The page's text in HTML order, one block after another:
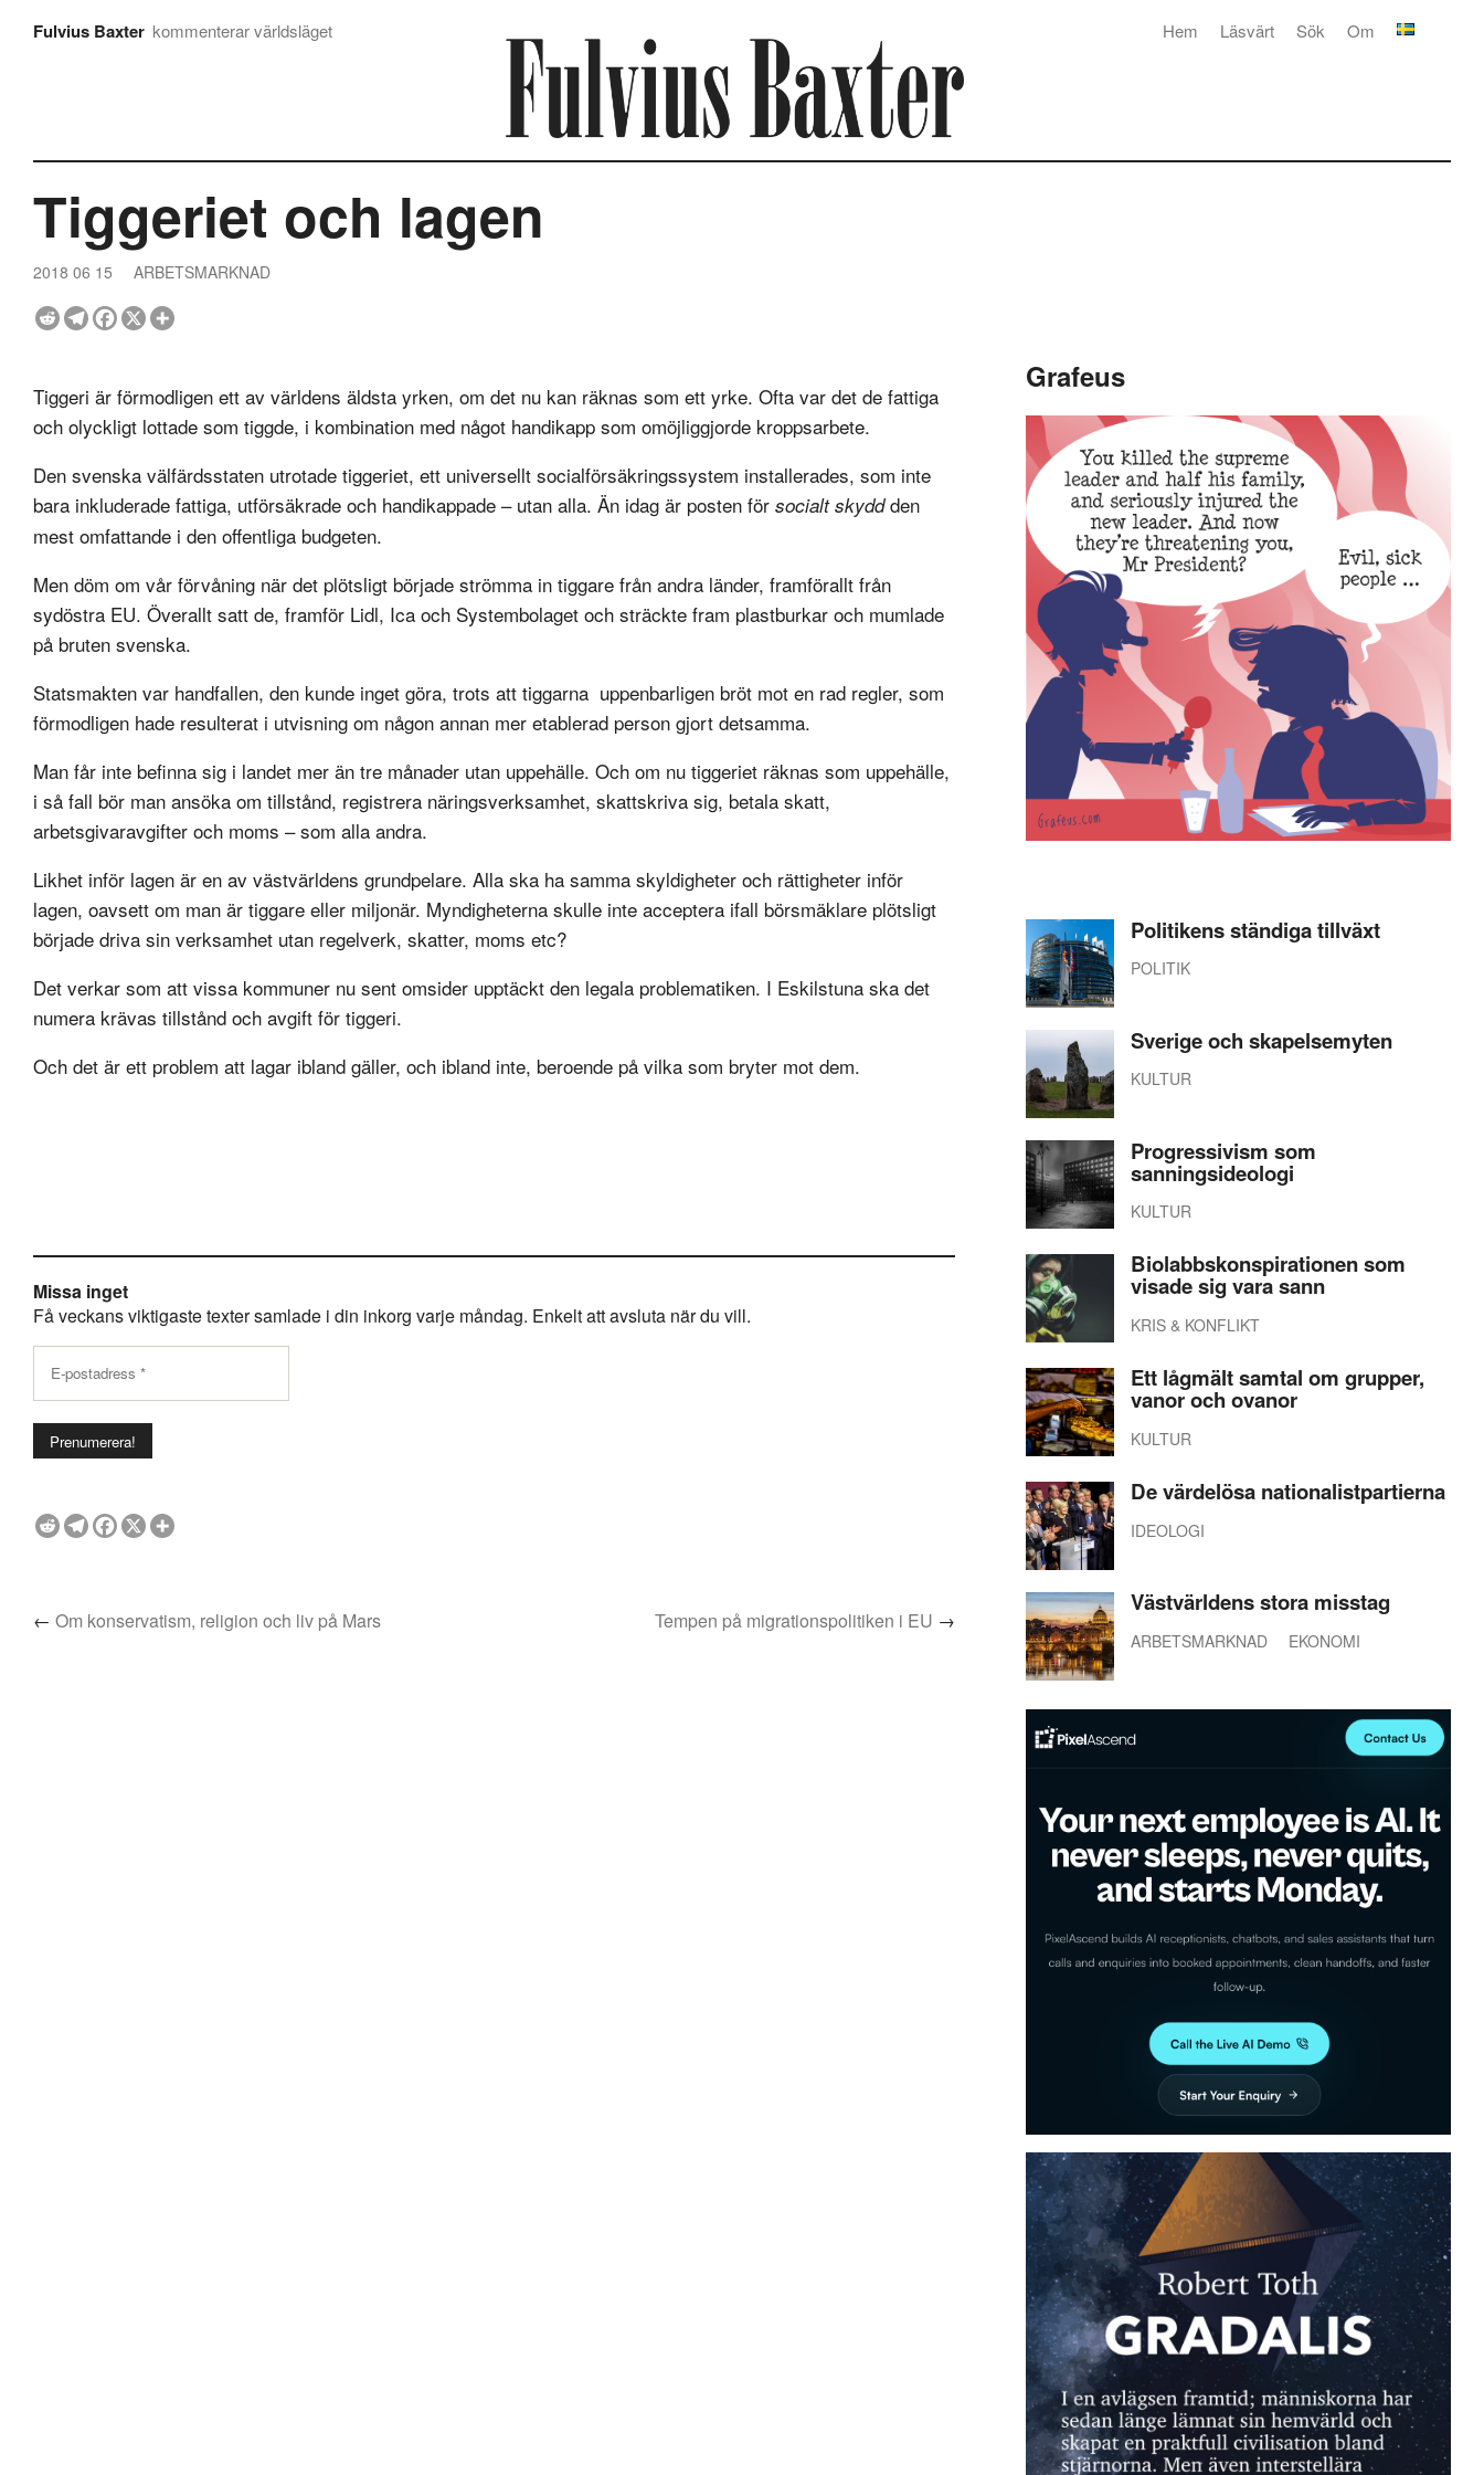
Fulvius Baxter kommenterar världsläget Om
Sök
Läsvärt
Hem
Tiggeriet och lagen
2018 06 15 ARBETSMARKNAD
Tiggeri är förmodligen ett av världens äldsta yrken, om det nu kan räknas som ett yrke. Ofta var det de fattiga
och olyckligt lottade som tiggde, i kombination med något handikapp som omöjliggjorde kroppsarbete.
Den svenska välfärdsstaten utrotade tiggeriet, ett universellt socialförsäkringssystem installerades, som inte
bara inkluderade fattiga, utförsäkrade och handikappade – utan alla. Än idag är posten för socialt skyddden
mest omfattande i den offentliga budgeten.
Men döm om vår förvåning när det plötsligt började strömma in tiggare från andra länder, framförallt från
sydöstra EU. Överallt satt de, framför Lidl, Ica och Systembolaget och sträckte fram plastburkar och mumlade
på bruten svenska.
Statsmakten var handfallen, den kunde inget göra, trots att tiggarna uppenbarligen bröt mot en rad regler, som
förmodligen hade resulterat i utvisning om någon annan mer etablerad person gjort detsamma.
Man får inte befinna sig i landet mer än tre månader utan uppehälle. Och om nu tiggeriet räknas som uppehälle,
i så fall bör man ansöka om tillstånd, registrera näringsverksamhet, skattskriva sig, betala skatt,
arbetsgivaravgifter och moms – som alla andra.
Likhet inför lagen är en av västvärldens grundpelare. Alla ska ha samma skyldigheter och rättigheter inför
lagen, oavsett om man är tiggare eller miljonär. Myndigheterna skulle inte acceptera ifall börsmäklare plötsligt
började driva sin verksamhet utan regelverk, skatter, moms etc?
Det verkar som att vissa kommuner nu sent omsider upptäckt den legala problematiken. I Eskilstuna ska det
numera krävas tillstånd och avgift för tiggeri.
Och det är ett problem att lagar ibland gäller, och ibland inte, beroende på vilka som bryter mot dem.
Missa inget
Få veckans viktigaste texter samlade i din inkorg varje måndag. Enkelt att avsluta när du vill.
← Om konservatism, religion och liv på Mars Tempen på migrationspolitiken i EU →
Grafeus
Politikens ständiga tillväxt
POLITIK
Sverige och skapelsemyten
KULTUR
Progressivism som
sanningsideologi
KULTUR
Biolabbskonspirationen som
visade sig vara sann
KRIS & KONFLIKT
Ett lågmält samtal om grupper,
vanor och ovanor
KULTUR
De värdelösa nationalistpartierna
IDEOLOGI
Västvärldens stora misstag
ARBETSMARKNAD EKONOMI